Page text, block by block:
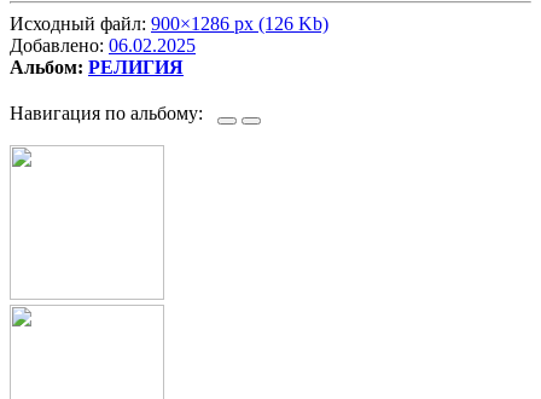
Исходный файл: 900×1286 px (126 Kb)
Добавлено: 06.02.2025
Альбом: РЕЛИГИЯ
Навигация по альбому: